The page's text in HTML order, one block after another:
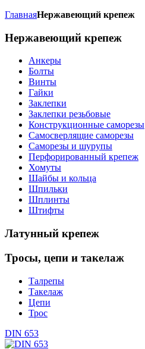
ГлавнаяНержавеющий крепеж
Нержавеющий крепеж
Анкеры
Болты
Винты
Гайки
Заклепки
Заклепки резьбовые
Конструкционные саморезы
Самосверлящие саморезы
Саморезы и шурупы
Перфорированный крепеж
Хомуты
Шайбы и кольца
Шпильки
Шплинты
Штифты
Латунный крепеж
Тросы, цепи и такелаж
Талрепы
Такелаж
Цепи
Трос
DIN 653